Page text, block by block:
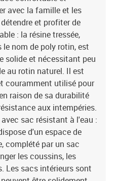
x 55 cm (l x P)Hauteur du siège à
accoudoirs à partir du sol : 55
résine tressée, acier enduit de
finition à l'huileDimensions : 55
: noirMatériau de la
de remplissage du
de remplissage du coussin de
du coussin de siège : 55 x 55 x
de dossier : 55 x 45 x 13 cm
siège d'angle avec fonction de
x siège central incluant une
résistant à l'eau2 x canapé
et sac résistant à l'eau1 x
x coussin de siège avec
avec la famille et les
et profiter de
: la résine tressée,
nom de poly rotin, est
solide et nécessitant peu
au rotin naturel. Il est
couramment utilisé pour
raison de sa durabilité
aux intempéries.
sac résistant à l'eau :
d'un espace de
complété par un sac
les coussins, les
Les sacs intérieurs sont